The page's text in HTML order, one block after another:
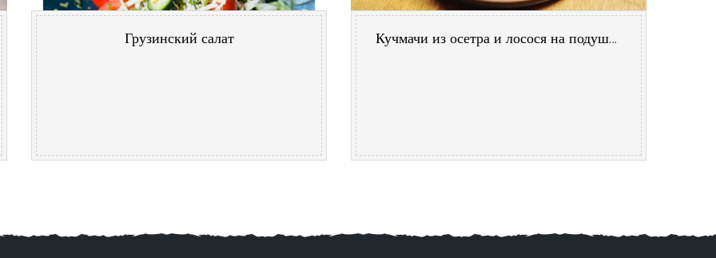
Грузинский салат Кучмачи из осетра и лосося на подушке из рукколы